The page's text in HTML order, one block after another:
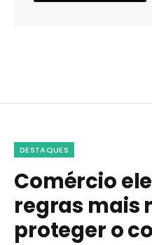
DESTAQUES
Comércio
regras mais
proteger o